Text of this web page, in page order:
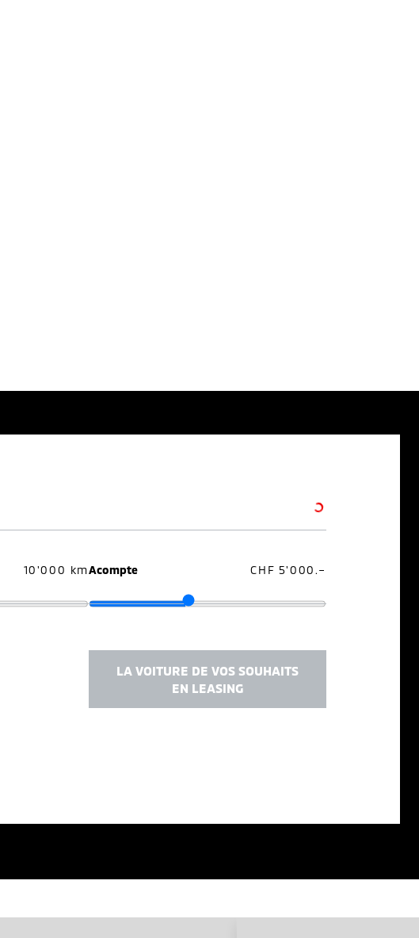
10'000 kmAcompte CHF 5'000.–
LA VOITURE DE VOS SOUHAITS
EN LEASING